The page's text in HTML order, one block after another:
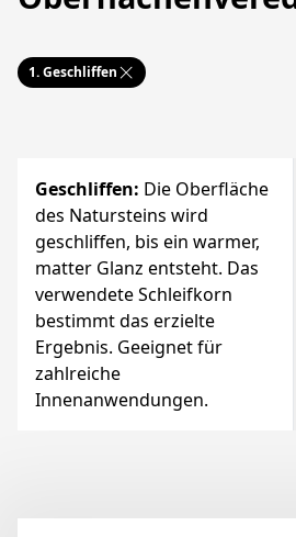
1.Geschliffen
Geschliffen: Die Oberfläche
des Natursteins wird
geschliffen, bis ein warmer,
matter Glanz entsteht. Das
verwendete Schleifkorn
bestimmt das erzielte
Ergebnis. Geeignet für
zahlreiche
Innenanwendungen.